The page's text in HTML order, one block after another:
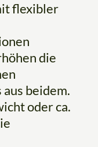
flexibler
die
beidem.
oder ca.